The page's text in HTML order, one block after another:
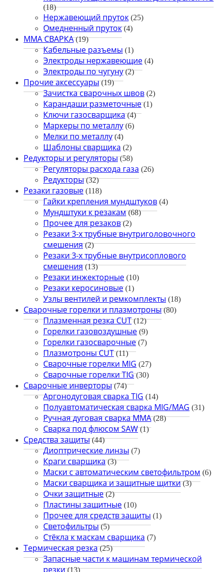
(18)
Нержавеющий пруток (25)
Омедненный пруток (4)
ММА СВАРКА (19)
Кабельные разъемы (1)
Электроды нержавеющие (4)
Электроды по чугуну (2)
Прочие аксессуары (19)
Зачистка сварочных швов (2)
Карандаши разметочные (1)
Ключи газосварщика (4)
Маркеры по металлу (6)
Мелки по металлу (4)
Шаблоны сварщика (2)
Редукторы и регуляторы (58)
Регуляторы расхода газа (26)
Редукторы (32)
Резаки газовые (118)
Гайки крепления мундштуков (4)
Мундштуки к резакам (68)
Прочее для резаков (2)
Резаки 3-х трубные внутриголовочного
смешения (2)
Резаки 3-х трубные внутрисоплового
смешения (13)
Резаки инжекторные (10)
Резаки керосиновые (1)
Узлы вентилей и ремкомплекты (18)
Сварочные горелки и плазмотроны (80)
Плазменная резка CUT (12)
Горелки газовоздушные (9)
Горелки газосварочные (7)
Плазмотроны CUT (11)
Сварочные горелки MIG (27)
Сварочные горелки TIG (30)
Сварочные инверторы (74)
Аргонодуговая сварка TIG (14)
Полуавтоматическая сварка MIG/MAG (31)
Ручная дуговая сварка MMA (28)
Сварка под флюсом SAW (1)
Средства защиты (44)
Диоптрические линзы (7)
Краги сварщика (3)
Маски с автоматическим светофильтром (6)
Маски сварщика и защитные щитки (3)
Очки защитные (2)
Пластины защитные (10)
Прочее для средств защиты (1)
Светофильтры (5)
Стёкла к маскам сварщика (7)
Термическая резка (25)
Запасные части к машинам термической
резки (13)